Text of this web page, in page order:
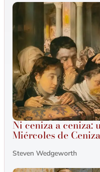
Ni ceniza a ceniza:
Miércoles de Ceniza
Steven Wedgeworth